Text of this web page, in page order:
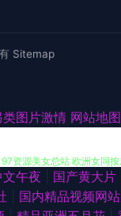
Sitemap
图片激情 网站地图
天堂网2010aU
然素人 福利社午夜剧场
午夜 国产黄大片
国内精品视频网站